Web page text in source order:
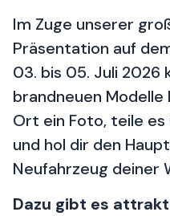
Im Zuge unserer
Präsentation auf
03. bis 05. Juli 2026
brandneuen
Ort ein Foto, teile
und hol dir den
Neufahrzeug deiner
Dazu gibt es